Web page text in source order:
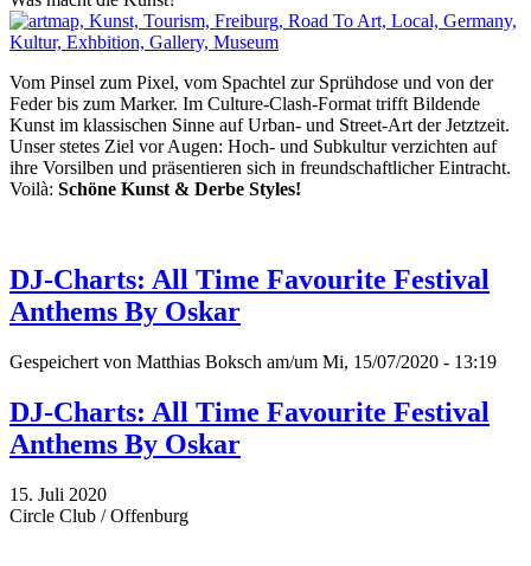
Vom Pinsel zum Pixel, vom Spachtel zur Sprühdose und von der
Feder bis zum Marker. Im Culture-Clash-Format trifft Bildende
Kunst im klassischen Sinne auf Urban- und Street-Art der Jetztzeit.
Unser stetes Ziel vor Augen: Hoch- und Subkultur verzichten auf
ihre Vorsilben und präsentieren sich in freundschaftlicher Eintracht.
Voilà: Schöne Kunst & Derbe Styles!
DJ-Charts: All Time Favourite Festival
Anthems By Oskar
Gespeichert von Matthias Boksch am/um Mi, 15/07/2020 - 13:19
DJ-Charts: All Time Favourite Festival
Anthems By Oskar
15. Juli 2020
Circle Club / Offenburg